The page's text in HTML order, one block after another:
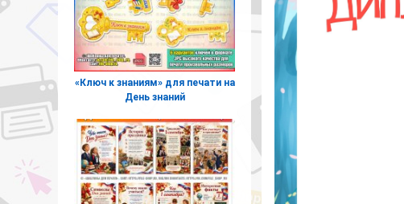
«Ключ к знаниям» для печати на
День знаний